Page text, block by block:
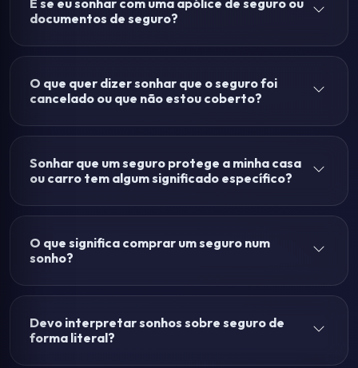
E se eu sonhar com uma apólice de seguro ou
documentos de seguro?
O que quer dizer sonhar que o seguro foi
cancelado ou que não estou coberto?
Sonhar que um seguro protege a minha casa
ou carro tem algum significado específico?
O que significa comprar um seguro num
sonho?
Devo interpretar sonhos sobre seguro de
forma literal?